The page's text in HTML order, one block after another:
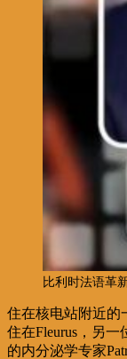
比利时法语革
住在核电站附近的
住在Fleurus，另一
的内分泌学专家